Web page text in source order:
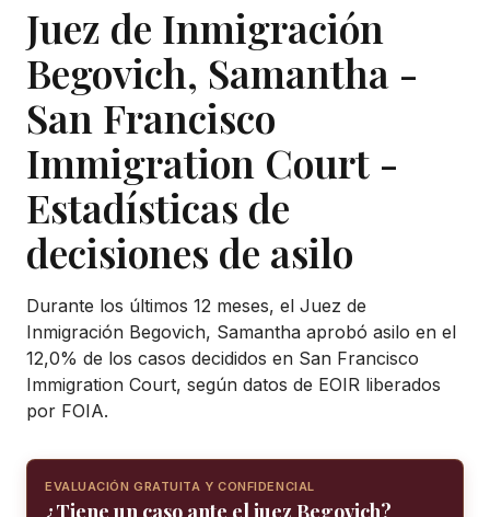
Juez de Inmigración
Begovich, Samantha -
San Francisco
Immigration Court -
Estadísticas de
decisiones de asilo
Durante los últimos 12 meses, el Juez de
Inmigración Begovich, Samantha aprobó asilo en el
12,0% de los casos decididos en San Francisco
Immigration Court, según datos de EOIR liberados
por FOIA.
EVALUACIÓN GRATUITA Y CONFIDENCIAL
¿Tiene un caso ante el juez Begovich?